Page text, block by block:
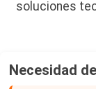
Necesidad